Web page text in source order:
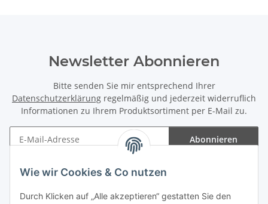
Wie wir Cookies & Co nutzen
Durch Klicken auf „Alle akzeptieren“ gestatten Sie den
Newsletter Abonnieren
Bitte senden Sie mir entsprechend Ihrer
Datenschutzerklärung regelmäßig und jederzeit widerruflich
Informationen zu Ihrem Produktsortiment per E-Mail zu.
Abonnieren